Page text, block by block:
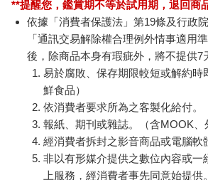
**提醒您，鑑賞期不等於試用期，退回商
依據「消費者保護法」第19條及行政
「通訊交易解除權合理例外情事適用
後，除商品本身有瑕疵外，將不提供7
易於腐敗、保存期限較短或解約時
鮮食品）
依消費者要求所為之客製化給付。
報紙、期刊或雜誌。（含MOOK、
經消費者拆封之影音商品或電腦軟
非以有形媒介提供之數位內容或一
上服務，經消費者事先同意始提